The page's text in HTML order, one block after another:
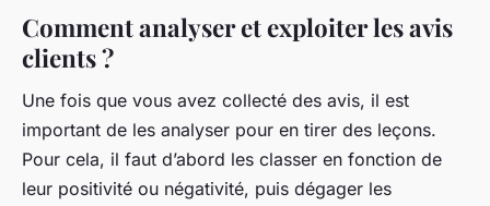
Comment analyser et exploiter les avis
clients ?
Une fois que vous avez collecté des avis, il est
important de les analyser pour en tirer des leçons.
Pour cela, il faut d’abord les classer en fonction de
leur positivité ou négativité, puis dégager les